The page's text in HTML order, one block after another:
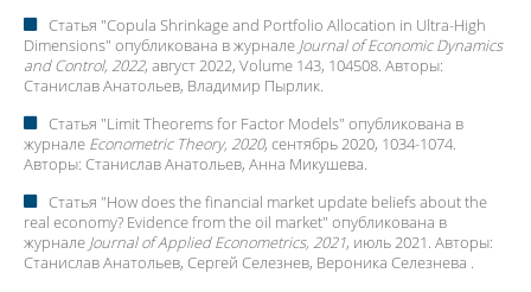
Статья "Copula Shrinkage and Portfolio Allocation in Ultra-High
Dimensions" опубликована в журнале Journal of Economic Dynamics
and Control, 2022, август 2022, Volume 143, 104508. Авторы:
Станислав Анатольев, Владимир Пырлик.
Статья "Limit Theorems for Factor Models" опубликована в
журнале Econometric Theory, 2020, сентябрь 2020, 1034-1074.
Авторы: Станислав Анатольев, Анна Микушева.
Статья "How does the financial market update beliefs about the
real economy? Evidence from the oil market" опубликована в
журнале Journal of Applied Econometrics, 2021, июль 2021. Авторы:
Станислав Анатольев, Сергей Селезнев, Вероника Селезнева .